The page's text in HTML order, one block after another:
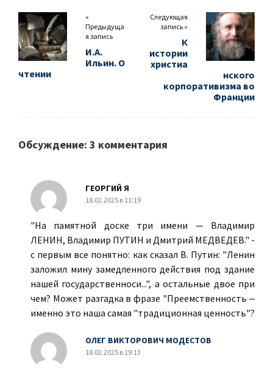
«
Предыдуща
я запись
И.А.
Ильин. О
чтении
Следующая
запись »
К
истории
христиа
нского
корпоративизма во
Франции
Обсуждение: 3 комментария
ГЕОРГИЙ Я
18.02.2025 в 11:19
"На памятной доске три имени — Владимир
ЛЕНИН, Владимир ПУТИН и Дмитрий МЕДВЕДЕВ." -
с первым все понятно: как сказал В. Путин: "Ленин
заложил мину замедленного действия под здание
нашей государственноси...", а остальные двое при
чем? Может разгадка в фразе "Преемственность ‒
именно это наша самая "традиционная ценность"?
ОЛЕГ ВИКТОРОВИЧ МОДЕСТОВ
18.02.2025 в 19:13